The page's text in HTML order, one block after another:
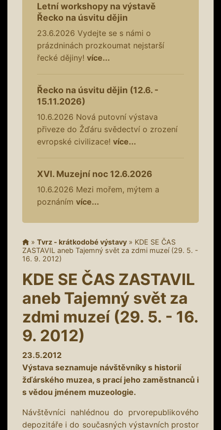
Letní workshopy na výstavě
Řecko na úsvitu dějin
23.6.2026 Vydejte se s námi o
prázdninách prozkoumat nejstarší
řecké dějiny! více...
Řecko na úsvitu dějin (12.6. -
15.11.2026)
10.6.2026 Nová putovní výstava
přiveze do Žďáru svědectví o zrození
evropské civilizace! více...
XVI. Muzejní noc 12.6.2026
10.6.2026 Mezi mořem, mýtem a
poznáním více...
» Tvrz - krátkodobé výstavy » KDE SE ČAS
ZASTAVIL aneb Tajemný svět za zdmi muzeí (29. 5. -
16. 9. 2012)
KDE SE ČAS ZASTAVIL
aneb Tajemný svět za
zdmi muzeí (29. 5. - 16.
9. 2012)
23.5.2012
Výstava seznamuje návštěvníky s historií
žďárského muzea, s prací jeho zaměstnanců i
s vědou jménem muzeologie.
Návštěvníci nahlédnou do prvorepublikového
depozitáře i do současných výstavních prostor